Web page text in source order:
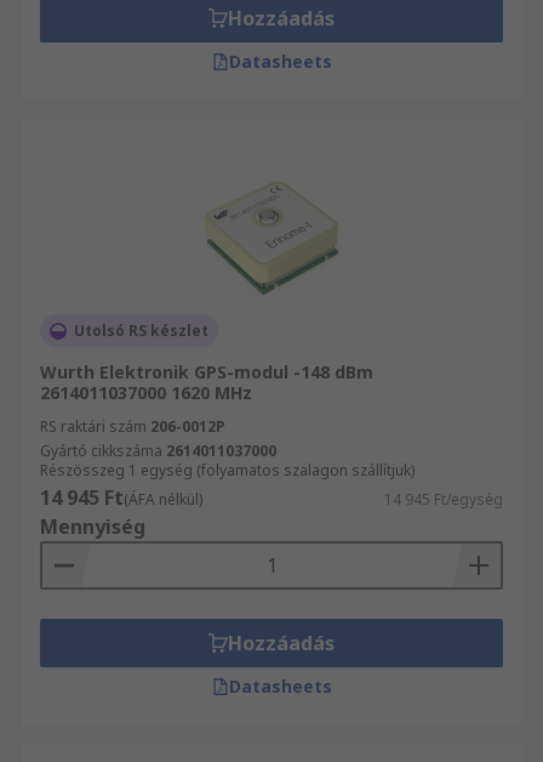
Hozzáadás
Datasheets
Utolsó RS készlet
Wurth Elektronik GPS-modul -148 dBm
2614011037000 1620 MHz
RS raktári szám 206-0012P
Gyártó cikkszáma 2614011037000
Részösszeg 1 egység (folyamatos szalagon szállítjuk)
14 945 Ft(ÁFA nélkül) 14 945 Ft/egység
Mennyiség
Hozzáadás
Datasheets